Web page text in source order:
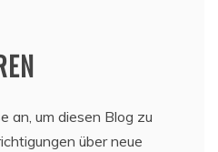
an, um diesen Blog zu
über neue